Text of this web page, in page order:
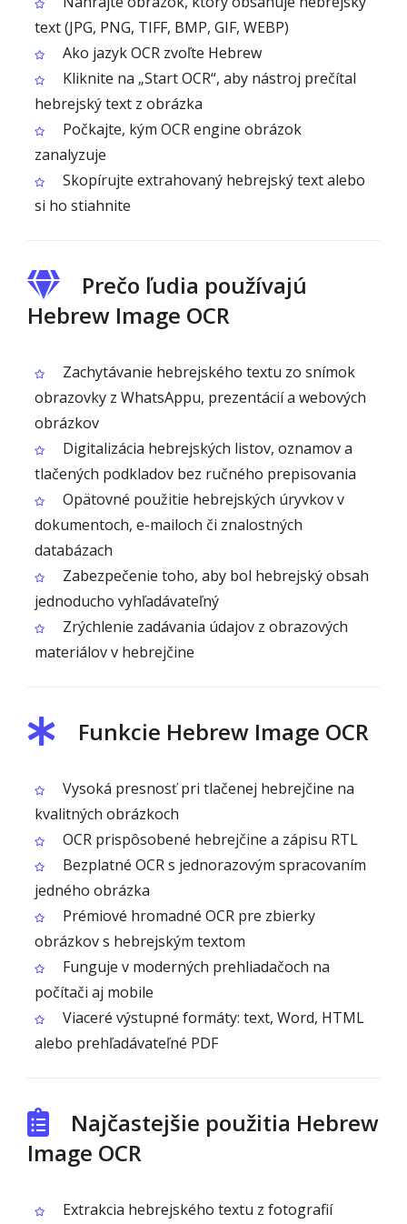
text (JPG, PNG, TIFF, BMP, GIF, WEBP)
Ako jazyk OCR zvoľte Hebrew
Kliknite na „Start OCR“, aby nástroj prečítal
hebrejský text z obrázka
Počkajte, kým OCR engine obrázok
zanalyzuje
Skopírujte extrahovaný hebrejský text alebo
si ho stiahnite
Prečo ľudia používajú
Hebrew Image OCR
Zachytávanie hebrejského textu zo snímok
obrazovky z WhatsAppu, prezentácií a webových
obrázkov
Digitalizácia hebrejských listov, oznamov a
tlačených podkladov bez ručného prepisovania
Opätovné použitie hebrejských úryvkov v
dokumentoch, e-mailoch či znalostných
databázach
Zabezpečenie toho, aby bol hebrejský obsah
jednoducho vyhľadávateľný
Zrýchlenie zadávania údajov z obrazových
materiálov v hebrejčine
Funkcie Hebrew Image OCR
Vysoká presnosť pri tlačenej hebrejčine na
kvalitných obrázkoch
OCR prispôsobené hebrejčine a zápisu RTL
Bezplatné OCR s jednorazovým spracovaním
jedného obrázka
Prémiové hromadné OCR pre zbierky
obrázkov s hebrejským textom
Funguje v moderných prehliadačoch na
počítači aj mobile
Viaceré výstupné formáty: text, Word, HTML
alebo prehľadávateľné PDF
Najčastejšie použitia Hebrew
Image OCR
Extrakcia hebrejského textu z fotografií